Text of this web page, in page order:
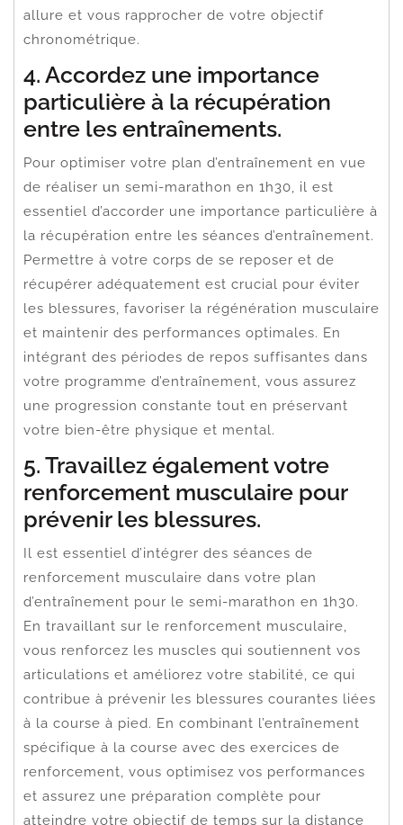
allure et vous rapprocher de votre objectif
chronométrique.
4. Accordez une importance
particulière à la récupération
entre les entraînements.
Pour optimiser votre plan d’entraînement en vue
de réaliser un semi-marathon en 1h30, il est
essentiel d’accorder une importance particulière à
la récupération entre les séances d’entraînement.
Permettre à votre corps de se reposer et de
récupérer adéquatement est crucial pour éviter
les blessures, favoriser la régénération musculaire
et maintenir des performances optimales. En
intégrant des périodes de repos suffisantes dans
votre programme d’entraînement, vous assurez
une progression constante tout en préservant
votre bien-être physique et mental.
5. Travaillez également votre
renforcement musculaire pour
prévenir les blessures.
Il est essentiel d’intégrer des séances de
renforcement musculaire dans votre plan
d’entraînement pour le semi-marathon en 1h30.
En travaillant sur le renforcement musculaire,
vous renforcez les muscles qui soutiennent vos
articulations et améliorez votre stabilité, ce qui
contribue à prévenir les blessures courantes liées
à la course à pied. En combinant l’entraînement
spécifique à la course avec des exercices de
renforcement, vous optimisez vos performances
et assurez une préparation complète pour
atteindre votre objectif de temps sur la distance